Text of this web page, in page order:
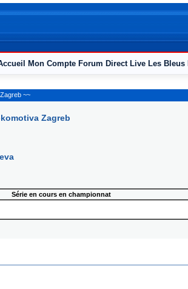
Mon Compte Forum Direct Live Les Bleus
~~
Zagreb
Série en cours en championnat